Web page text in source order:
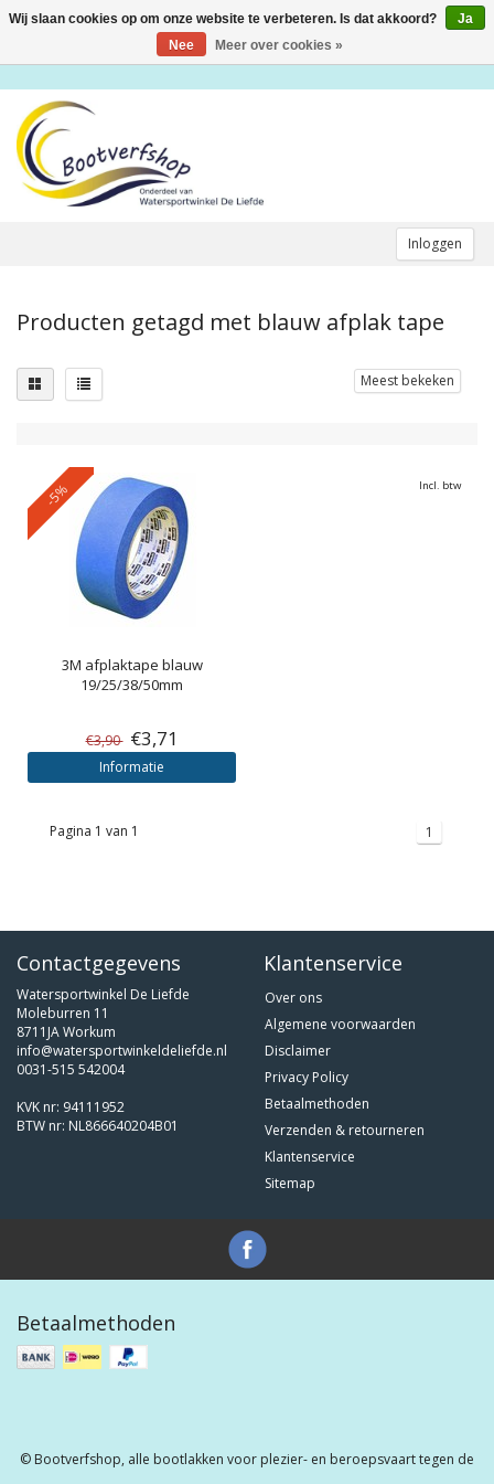
Inloggen
Toggle
Producten getagd met blauw afplak tape
Meest bekeken
-5%
3M afplaktape blauw
19/25/38/50mm
€3,90 €3,71
Informatie
Incl. btw
Pagina 1 van 1 1
Contactgegevens
Watersportwinkel De Liefde
Moleburren 11
8711JA Workum
info@watersportwinkeldeliefde.nl
0031-515 542004
KVK nr: 94111952
BTW nr: NL866640204B01
Klantenservice
Over ons
Algemene voorwaarden
Disclaimer
Privacy Policy
Betaalmethoden
Verzenden & retourneren
Klantenservice
Sitemap
Betaalmethoden
© Bootverfshop, alle bootlakken voor plezier- en beroepsvaart tegen de
Wij slaan cookies op om onze website te verbeteren. Is dat akkoord?
Ja
Nee
Meer over cookies »